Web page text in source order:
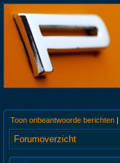
Toon onbeantwoorde berichten |
Forumoverzicht